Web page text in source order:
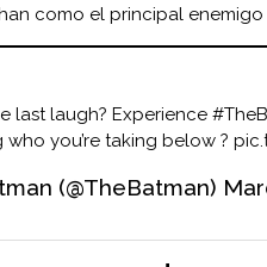
como el principal enemigo
last laugh? Experience
who you’re taking below ?
(@TheBatman)